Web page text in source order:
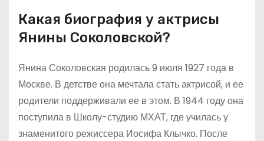
Какая биография у актрисы
Янины Соколовской?
Янина Соколовская родилась 9 июля 1927 года в
Москве. В детстве она мечтала стать актрисой, и ее
родители поддерживали ее в этом. В 1944 году она
поступила в Школу-студию МХАТ, где училась у
знаменитого режиссера Иосифа Клычко. После